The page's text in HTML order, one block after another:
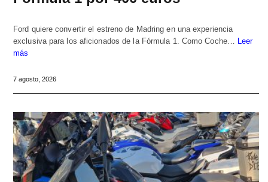
Ford quiere convertir el estreno de Madring en una experiencia
exclusiva para los aficionados de la Fórmula 1. Como Coche… Leer
más
7 agosto, 2026